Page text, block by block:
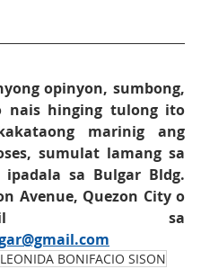
opinyon, sumbong,
nais hinging tulong ito
marinig ang
sa Bulgar Bldg.
Avenue, Quezon City o
LEONIDA BONIFACIO SISON